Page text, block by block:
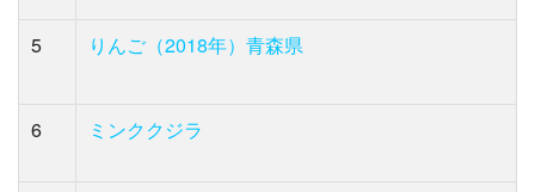
5 りんご（2018年）青森県
6 ミンククジラ